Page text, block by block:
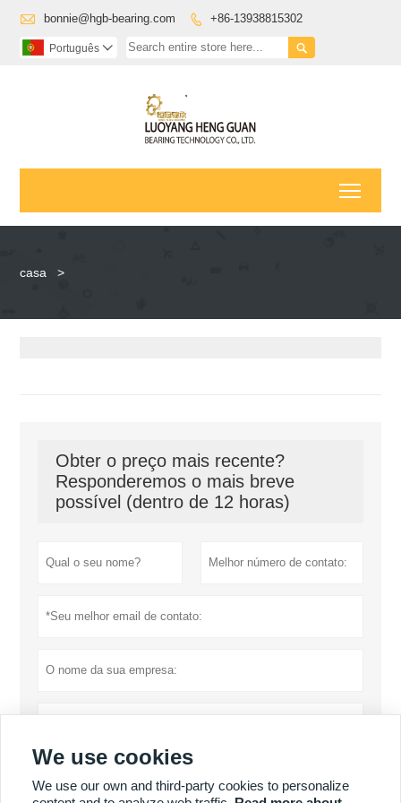
 bonnie@hgb-bearing.com  +86-13938815302

Português 
casa >
Obter o preço mais recente?
Responderemos o mais breve
possível (dentro de 12 horas)
We use cookies
We use our own and third-party cookies to personalize